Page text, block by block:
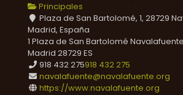
Principales
Plaza de San Bartolomé, 1, 28729
Madrid, España
1 Plaza de San Bartolomé Navalafuente
Madrid 28729 ES
918 432 275918 432 275
navalafuente@navalafuente.org
https://www.navalafuente.org